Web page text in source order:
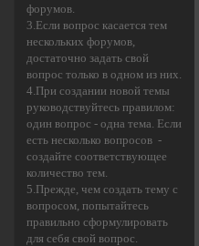
форумов.
3.Если вопрос касается тем
нескольких форумов,
достаточно задать свой
вопрос только в одном из них.
4.При создании новой темы
руководствуйтесь правилом:
один вопрос - одна тема. Если
есть несколько вопросов -
создайте соответствующее
количество тем.
5.Прежде, чем создать тему с
вопросом, попытайтесь
правильно сформулировать
для себя свой вопрос.